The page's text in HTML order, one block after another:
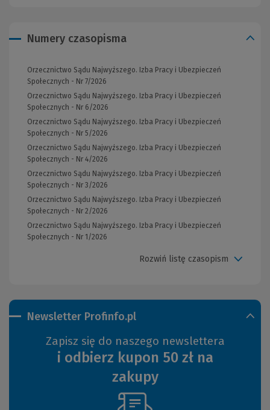
Newsletter Profinfo.pl
Zapisz się do naszego newslettera
i odbierz kupon 50 zł na
zakupy
Numery czasopisma
Orzecznictwo Sądu Najwyższego. Izba Pracy i Ubezpieczeń
Społecznych - Nr 7/2026
Orzecznictwo Sądu Najwyższego. Izba Pracy i Ubezpieczeń
Społecznych - Nr 6/2026
Orzecznictwo Sądu Najwyższego. Izba Pracy i Ubezpieczeń
Społecznych - Nr 5/2026
Orzecznictwo Sądu Najwyższego. Izba Pracy i Ubezpieczeń
Społecznych - Nr 4/2026
Orzecznictwo Sądu Najwyższego. Izba Pracy i Ubezpieczeń
Społecznych - Nr 3/2026
Orzecznictwo Sądu Najwyższego. Izba Pracy i Ubezpieczeń
Społecznych - Nr 2/2026
Orzecznictwo Sądu Najwyższego. Izba Pracy i Ubezpieczeń
Społecznych - Nr 1/2026
Rozwiń listę czasopism